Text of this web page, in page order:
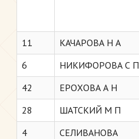
11 КАЧАРОВА Н А
6
НИКИФОРОВА С П
42
ЕРОХОВА А Н
28
ШАТСКИЙ М П
4
СЕЛИВАНОВА